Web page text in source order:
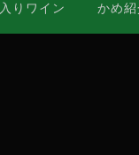
りワイン かめ紹